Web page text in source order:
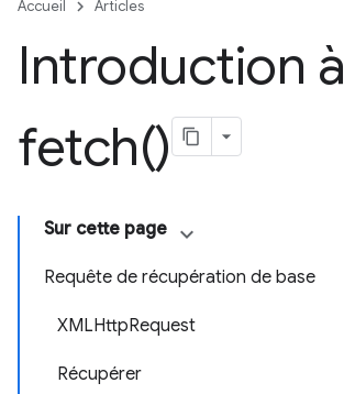
Accueil Articles
Introduction à
fetch()
Sur cette page
Requête de récupération de base
XMLHttpRequest
Récupérer